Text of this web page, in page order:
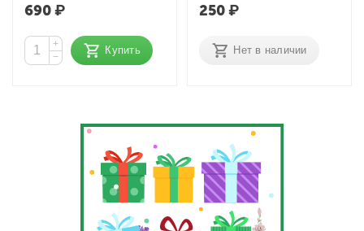
690₽
+
−
Купить
250₽
Нет в наличии